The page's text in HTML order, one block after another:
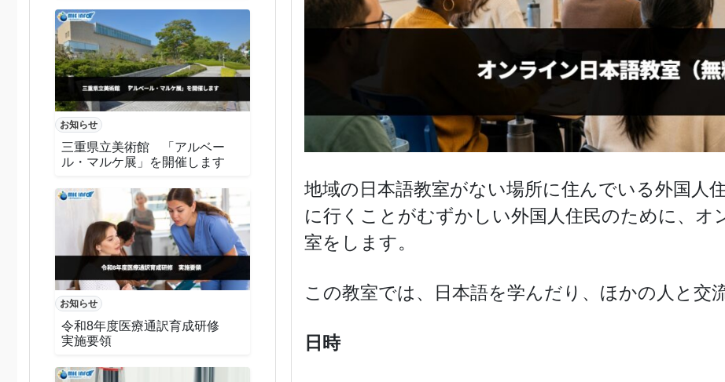
お知らせ
三重県立美術館 「アルベー
ル・マルケ展」を開催します
お知らせ
令和8年度医療通訳育成研修
実施要領
地域の日本語教室がない場所に住んでいる外国人
に行くことがむずかしい外国人住民のために、オ
室をします。
この教室では、日本語を学んだり、ほかの人と交
日時